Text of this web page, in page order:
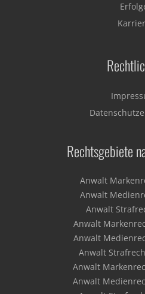
Rechtsgebiete
Anwalt
Anwalt
Anwalt
Anwalt
Anwalt
Anwalt
Anwalt
Anwalt